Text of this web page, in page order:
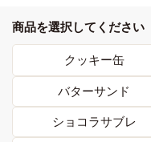
商品を選択してください
クッキー缶
バターサンド
ショコラサブレ